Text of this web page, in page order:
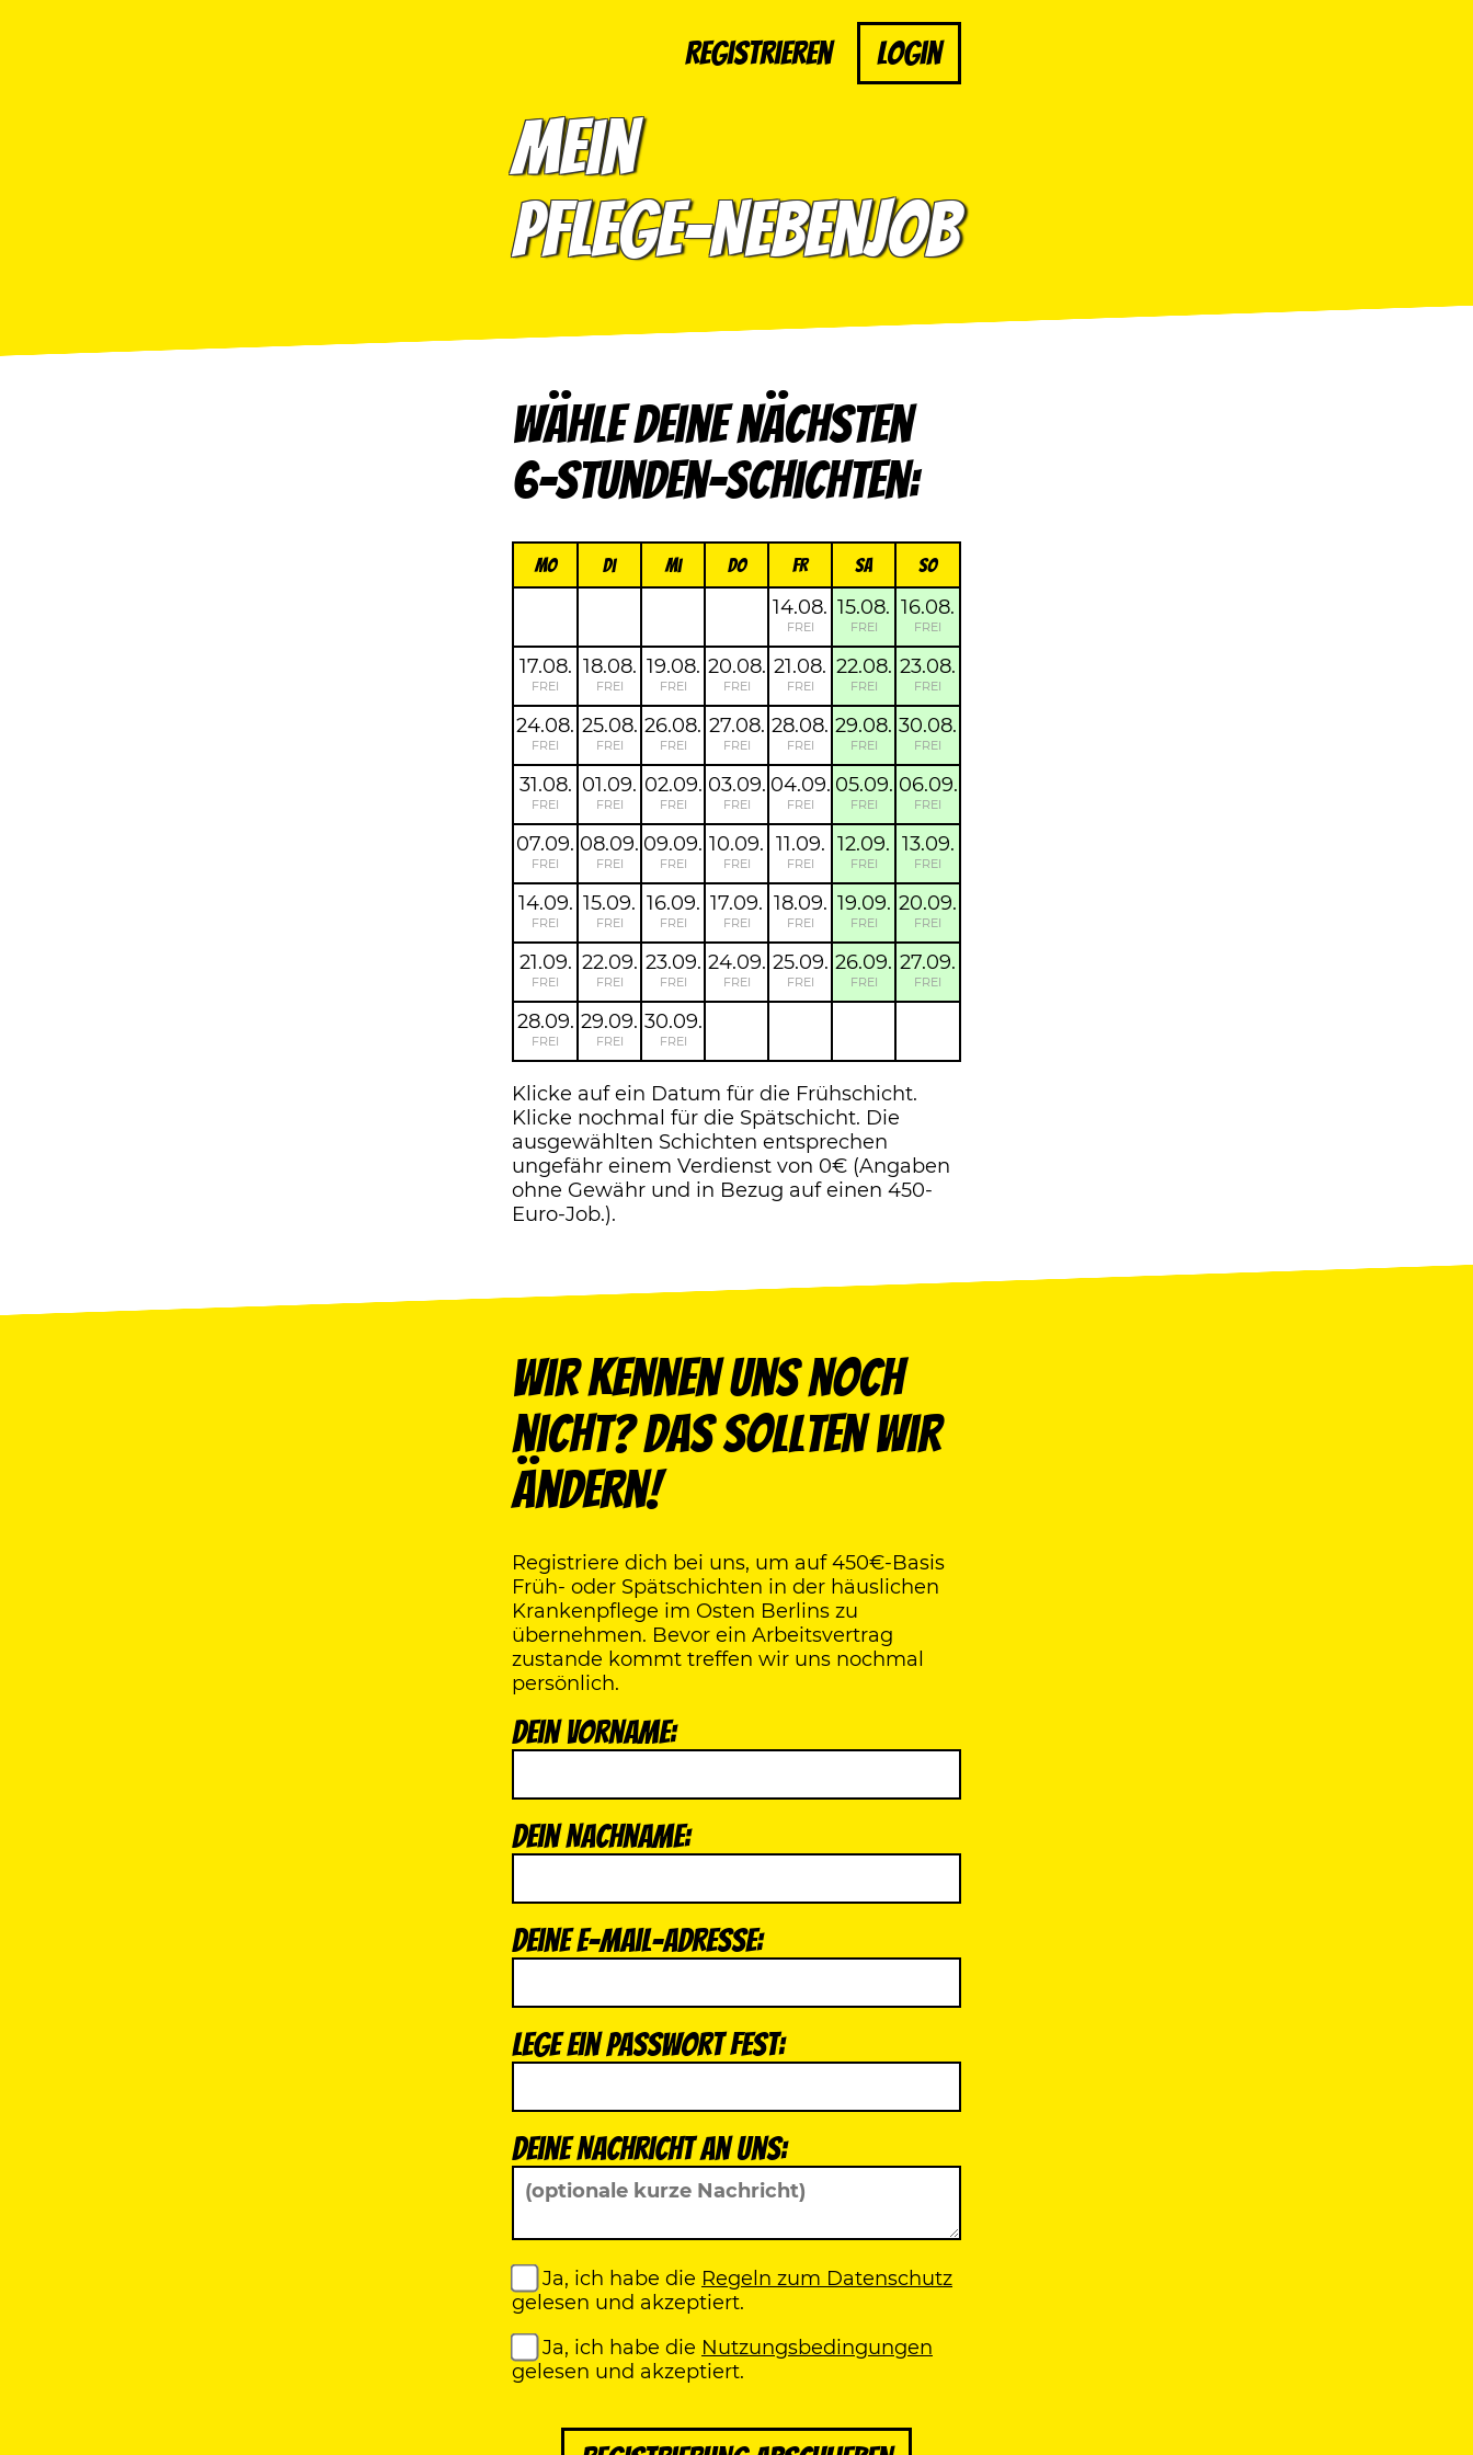
Registrieren Login
Mein
Pflege-Nebenjob
Wähle deine nächsten
6-Stunden-Schichten:
Mo Di Mi Do FR Sa So
14.08.
FREI
15.08.
FREI
16.08.
FREI
17.08.
FREI
18.08.
FREI
19.08.
FREI
20.08.
FREI
21.08.
FREI
22.08.
FREI
23.08.
FREI
24.08.
FREI
25.08.
FREI
26.08.
FREI
27.08.
FREI
28.08.
FREI
29.08.
FREI
30.08.
FREI
31.08.
FREI
01.09.
FREI
02.09.
FREI
03.09.
FREI
04.09.
FREI
05.09.
FREI
06.09.
FREI
07.09.
FREI
08.09.
FREI
09.09.
FREI
10.09.
FREI
11.09.
FREI
12.09.
FREI
13.09.
FREI
14.09.
FREI
15.09.
FREI
16.09.
FREI
17.09.
FREI
18.09.
FREI
19.09.
FREI
20.09.
FREI
21.09.
FREI
22.09.
FREI
23.09.
FREI
24.09.
FREI
25.09.
FREI
26.09.
FREI
27.09.
FREI
28.09.
FREI
29.09.
FREI
30.09.
FREI
Klicke auf ein Datum für die Frühschicht.
Klicke nochmal für die Spätschicht. Die
ausgewählten Schichten entsprechen
ungefähr einem Verdienst von 0€ (Angaben
ohne Gewähr und in Bezug auf einen 450-
Euro-Job.).
Wir kennen uns noch
nicht? Das sollten wir
ändern!
Registriere dich bei uns, um auf 450€-Basis
Früh- oder Spätschichten in der häuslichen
Krankenpflege im Osten Berlins zu
übernehmen. Bevor ein Arbeitsvertrag
zustande kommt treffen wir uns nochmal
persönlich.
Dein Vorname:
Dein Nachname:
Deine E-Mail-Adresse:
Lege ein Passwort fest:
Deine Nachricht an uns:
Ja, ich habe die Regeln zum Datenschutz
gelesen und akzeptiert.
Ja, ich habe die Nutzungsbedingungen
gelesen und akzeptiert.